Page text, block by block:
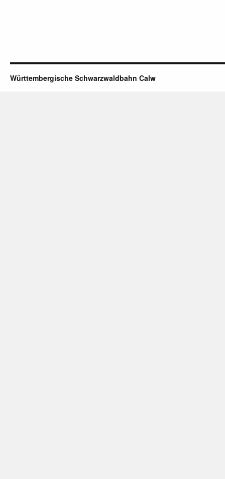
Württembergische Schwarzwaldbahn Calw